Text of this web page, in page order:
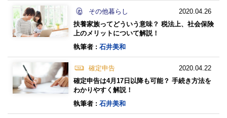
その他暮らし 2020.04.26
扶養家族ってどういう意味？ 税法上、社会保険
上のメリットについて解説！
執筆者 : 石井美和
確定申告 2020.04.22
確定申告は4月17日以降も可能？ 手続き方法を
わかりやすく解説！
執筆者 : 石井美和